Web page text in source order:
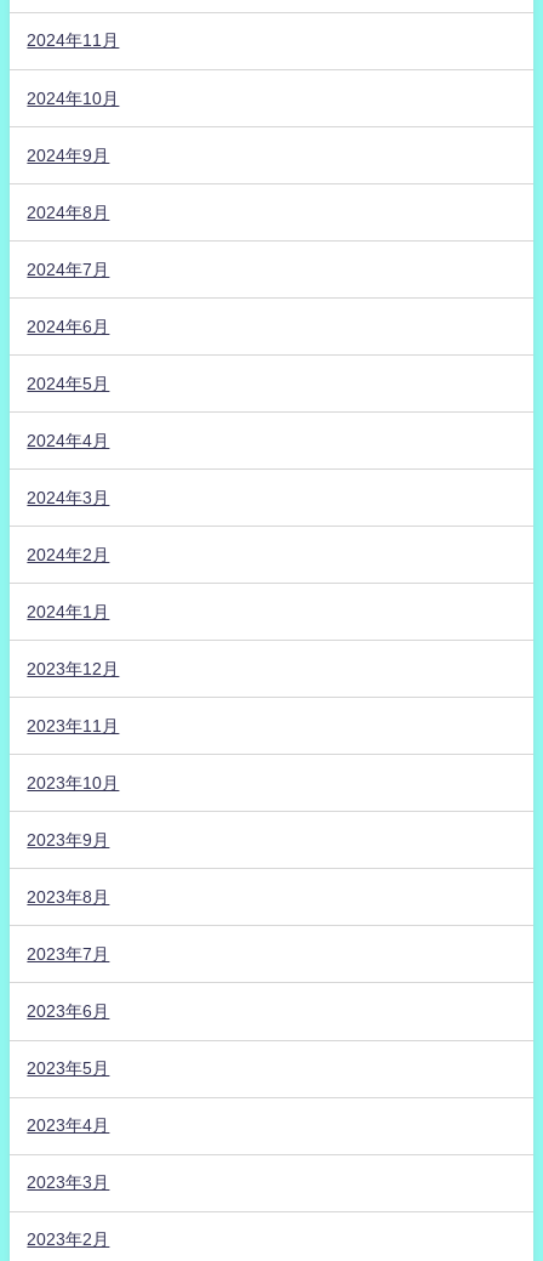
2024年11月
2024年10月
2024年9月
2024年8月
2024年7月
2024年6月
2024年5月
2024年4月
2024年3月
2024年2月
2024年1月
2023年12月
2023年11月
2023年10月
2023年9月
2023年8月
2023年7月
2023年6月
2023年5月
2023年4月
2023年3月
2023年2月